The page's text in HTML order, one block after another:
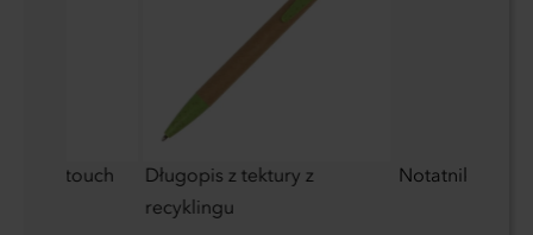
touch
Długopis z tektury z
recyklingu
Notatnik A6 w